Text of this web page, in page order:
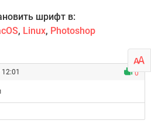
шрифт в:
, Linux, Photoshop
0